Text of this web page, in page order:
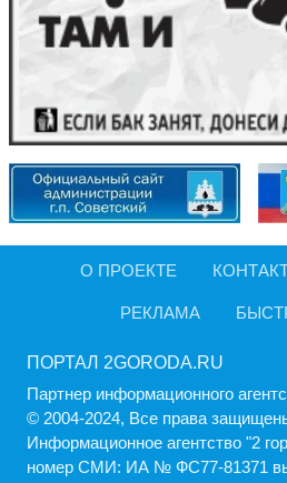
О ПРОЕКТЕ
РЕКЛАМА
ПОРТАЛ 2GORODA.RU
Партнер информационного
© 2004-2024, Все права
Информационное агентство "2
номер СМИ: ИА № ФС77-81371